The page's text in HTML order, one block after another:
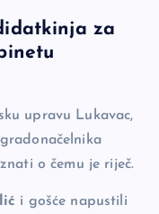
za
upravu Lukavac,
o čemu je riječ.
i gošće napustili